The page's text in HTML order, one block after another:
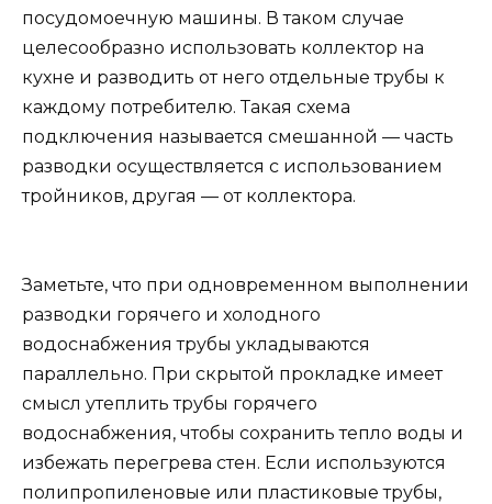
посудомоечную машины. В таком случае
целесообразно использовать коллектор на
кухне и разводить от него отдельные трубы к
каждому потребителю. Такая схема
подключения называется смешанной — часть
разводки осуществляется с использованием
тройников, другая — от коллектора.
Заметьте, что при одновременном выполнении
разводки горячего и холодного
водоснабжения трубы укладываются
параллельно. При скрытой прокладке имеет
смысл утеплить трубы горячего
водоснабжения, чтобы сохранить тепло воды и
избежать перегрева стен. Если используются
полипропиленовые или пластиковые трубы,